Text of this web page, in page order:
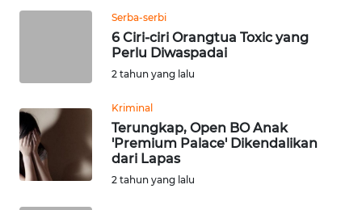
Serba-serbi
6 Ciri-ciri Orangtua Toxic yang
Perlu Diwaspadai
2 tahun yang lalu
Kriminal
Terungkap, Open BO Anak
'Premium Palace' Dikendalikan
dari Lapas
2 tahun yang lalu
WN
KEPULAUAN
SERIBU